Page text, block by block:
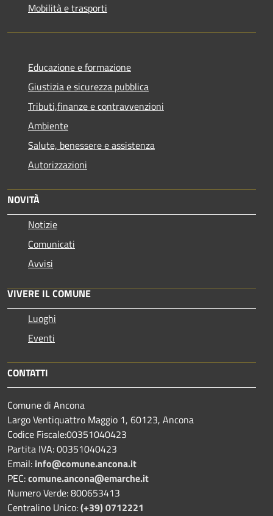
Mobilità e trasporti
Educazione e formazione
Giustizia e sicurezza pubblica
Tributi,finanze e contravvenzioni
Ambiente
Salute, benessere e assistenza
Autorizzazioni
NOVITÀ
Notizie
Comunicati
Avvisi
VIVERE IL COMUNE
Luoghi
Eventi
CONTATTI
Comune di Ancona
Largo Ventiquattro Maggio 1, 60123, Ancona
Codice Fiscale:00351040423
Partita IVA: 00351040423
Email: info@comune.ancona.it
PEC:comune.ancona@emarche.it
Numero Verde: 800653413
Centralino Unico:(+39) 0712221